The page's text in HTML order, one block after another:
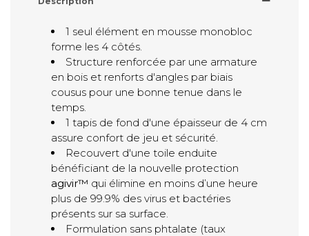
1 seul élément en mousse monobloc
forme les 4 côtés.
Structure renforcée par une armature
en bois et renforts d'angles par biais
cousus pour une bonne tenue dans le
temps.
1 tapis de fond d'une épaisseur de 4 cm
assure confort de jeu et sécurité.
Recouvert d'une toile enduite
bénéficiant de la nouvelle protection
agivir™ qui élimine en moins d’une heure
plus de 99.9% des virus et bactéries
présents sur sa surface.
Formulation sans phtalate (taux